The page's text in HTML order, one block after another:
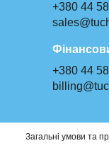
+380 44
+380 44
Загальні умови та